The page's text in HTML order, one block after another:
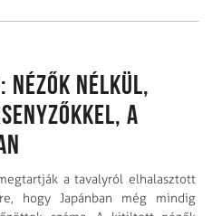
nézők nélkül,
a
a tavalyról elhalasztott
hogy Japánban még mindig